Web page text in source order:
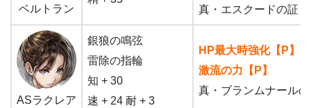
ベルトラン
真・エスクードの証
ASラクレア
銀狼の鳴弦
雷除の指輪
知 + 30
速 + 24 耐 + 3
HP最大時強化【P】
激流の力【P】
真・ブランムナール